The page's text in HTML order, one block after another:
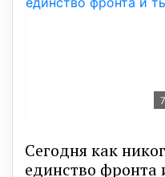
Сегодня как
единство фронта